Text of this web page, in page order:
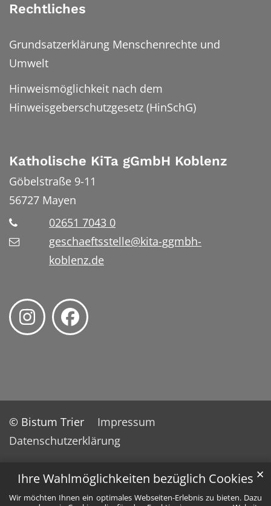
Ihre Wahlmöglichkeiten bezüglich Cookies
Wir möchten Ihnen ein optimales Webseiten-Erlebnis zu bieten. Dazu
✕
Rechtliches
Grundsatzerklärung Menschenrechte und
Umwelt
Hinweismöglichkeit nach dem
Hinweisgeberschutzgesetz (HinSchG)
Katholische KiTa gGmbH Koblenz
Göbelstraße 9-11
56727 Mayen
02651 7043 0
geschaeftsstelle@kita-ggmbh-
koblenz.de
© Bistum Trier
Impressum
Datenschutzerklärung